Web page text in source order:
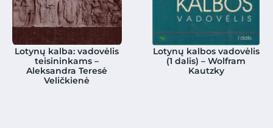
Lotynų kalba: vadovėlis
teisininkams –
Aleksandra Teresė
Veličkienė
Lotynų kalbos vadovėlis
(1 dalis) – Wolfram
Kautzky